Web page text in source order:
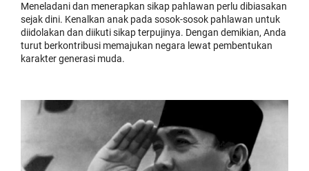
Meneladani dan menerapkan sikap pahlawan perlu dibiasakan
sejak dini. Kenalkan anak pada sosok-sosok pahlawan untuk
diidolakan dan diikuti sikap terpujinya. Dengan demikian, Anda
turut berkontribusi memajukan negara lewat pembentukan
karakter generasi muda.